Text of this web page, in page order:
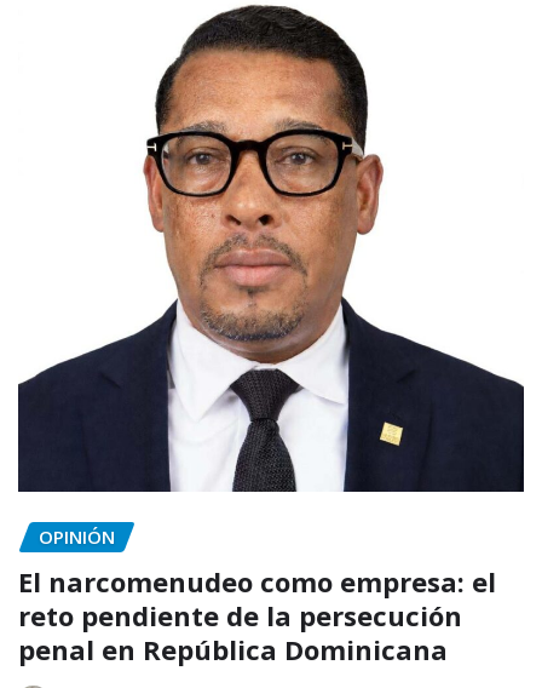
OPINIÓN
El narcomenudeo como empresa: el
reto pendiente de la persecución
penal en República Dominicana